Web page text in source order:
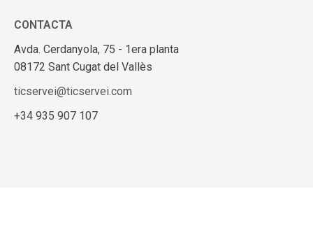
CONTACTA
Avda. Cerdanyola, 75 - 1era planta
08172 Sant Cugat del Vallès
ticservei@ticservei.com
+34 935 907 107